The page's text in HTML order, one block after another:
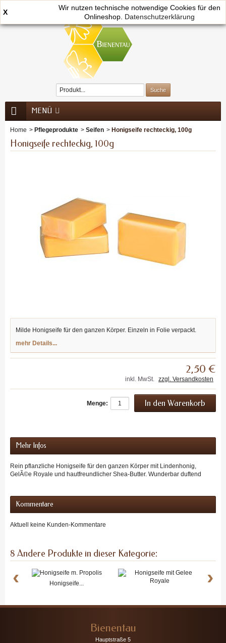
X
Wir nutzen technische notwendige Cookies für den
Onlineshop. Datenschutzerklärung
0
MENÜ
Home > Pflegeprodukte > Seifen > Honigseife rechteckig, 100g
Honigseife rechteckig, 100g
Milde Honigseife für den ganzen Körper. Einzeln in Folie verpackt.
mehr Details...
2,50 €
inkl. MwSt. zzgl. Versandkosten
Menge:
Mehr Infos
Rein pflanzliche Honigseife für den ganzen Körper mit Lindenhonig,
GelÃ©e Royale und hautfreundlicher Shea-Butter. Wunderbar duftend
Kommentare
Aktuell keine Kunden-Kommentare
8 Andere Produkte in dieser Kategorie:
Honigseife...
‹ ›
Bienentau
Hauptstraße 5